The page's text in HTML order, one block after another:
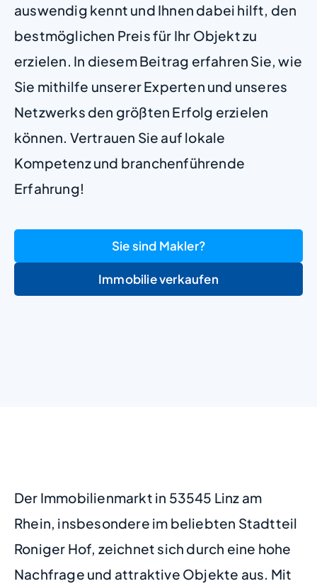
auswendig kennt und Ihnen dabei hilft, den
bestmöglichen Preis für Ihr Objekt zu
erzielen. In diesem Beitrag erfahren Sie, wie
Sie mithilfe unserer Experten und unseres
Netzwerks den größten Erfolg erzielen
können. Vertrauen Sie auf lokale
Kompetenz und branchenführende
Erfahrung!
Sie sind Makler?
Immobilie verkaufen
Der Immobilienmarkt in 53545 Linz am
Rhein, insbesondere im beliebten Stadtteil
Roniger Hof, zeichnet sich durch eine hohe
Nachfrage und attraktive Objekte aus. Mit